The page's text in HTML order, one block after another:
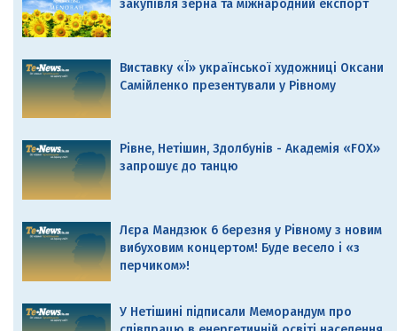
закупівля зерна та міжнародний експорт
Виставку «Ї» української художниці Оксани
Самійленко презентували у Рівному
Рівне, Нетішин, Здолбунів - Академія «FOX»
запрошує до танцю
Лєра Мандзюк 6 березня у Рівному з новим
вибуховим концертом! Буде весело і «з
перчиком»!
У Нетішині підписали Меморандум про